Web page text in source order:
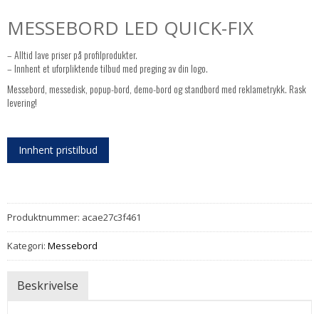
MESSEBORD LED QUICK-FIX
– Alltid lave priser på profilprodukter.
– Innhent et uforpliktende tilbud med preging av din logo.
Messebord, messedisk, popup-bord, demo-bord og standbord med reklametrykk. Rask
levering!
Innhent pristilbud
Produktnummer: acae27c3f461
Kategori: Messebord
Beskrivelse